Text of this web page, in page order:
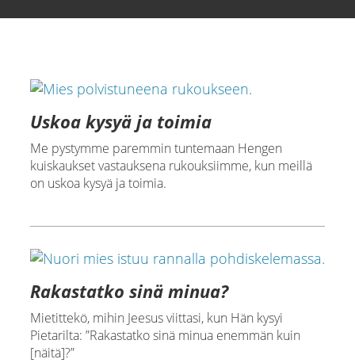
Uskoa kysyä ja toimia
Me pystymme paremmin tuntemaan Hengen
kuiskaukset vastauksena rukouksiimme, kun meillä
on uskoa kysyä ja toimia.
Rakastatko sinä minua?
Mietittekö, mihin Jeesus viittasi, kun Hän kysyi
Pietarilta: ”Rakastatko sinä minua enemmän kuin
[näitä]?”